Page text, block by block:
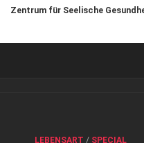
Zentrum für Seelische
LEBENSART / SPECIAL